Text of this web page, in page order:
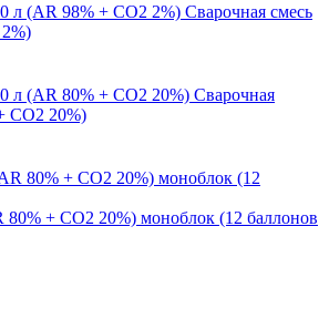
Сварочная смесь
Сварочная
CO2 20%)
80% + CO2 20%) моноблок (12 баллонов